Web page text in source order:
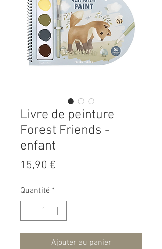
Livre de peinture
Forest Friends -
enfant
15,90 €
Quantité *
Ajouter au panier